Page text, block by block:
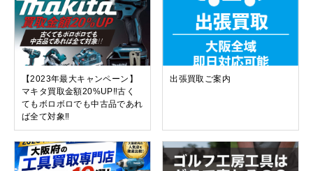
【2023年最大キャンペーン】
マキタ買取金額20%UP‼︎古く
てもボロボロでも中古品であれ
ば全て対象‼︎
出張買取ご案内